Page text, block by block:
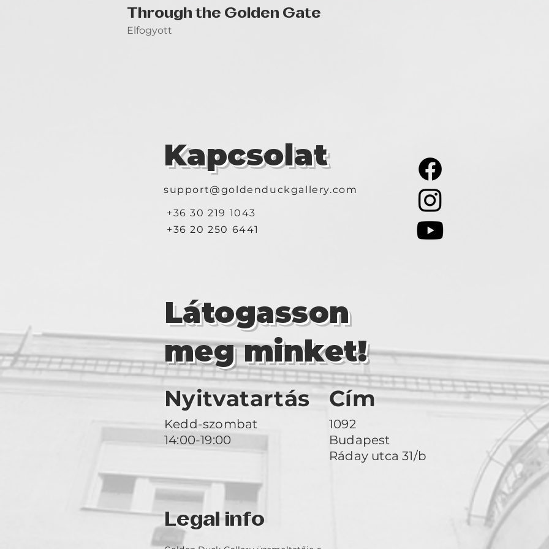
Through the Golden Gate
Elfogyott
Kapcsolat
support@goldenduckgallery.com
+36 30 219 1043
+36 20 250 6441
Látogasson
meg minket!
Nyitvatartás Cím
Kedd-szombat
14:00-19:00
1092
Budapest
Ráday utca 31/b
Legal info